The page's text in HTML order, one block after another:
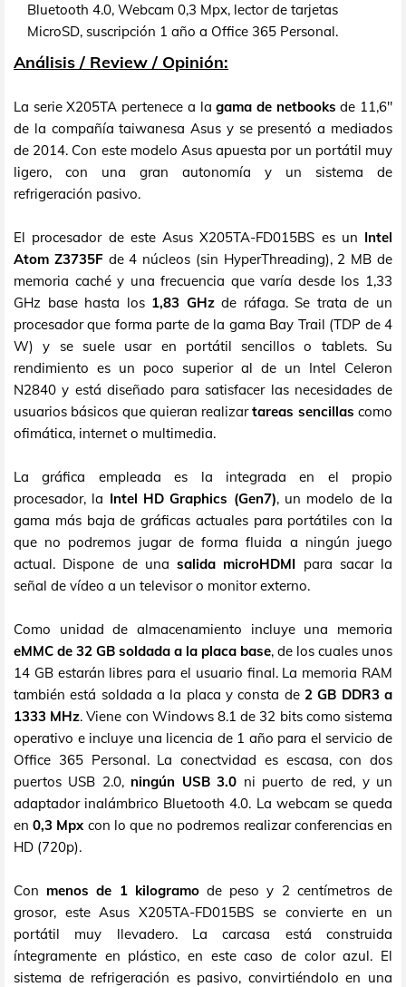
Bluetooth 4.0, Webcam 0,3 Mpx, lector de tarjetas
MicroSD, suscripción 1 año a Office 365 Personal.
Análisis / Review / Opinión:
La serie X205TA pertenece a lagama de netbooks de 11,6"
de la compañía taiwanesa Asus y se presentó a mediados
de 2014. Con este modelo Asus apuesta por un portátil muy
ligero, con una gran autonomía y un sistema de
refrigeración pasivo.
El procesador de este Asus X205TA-FD015BS es un Intel
Atom Z3735Fde 4 núcleos (sin HyperThreading), 2 MB de
memoria caché y una frecuencia que varía desde los 1,33
GHz base hasta los 1,83 GHzde ráfaga. Se trata de un
procesador que forma parte de la gama Bay Trail (TDP de 4
W) y se suele usar en portátil sencillos o tablets. Su
rendimiento es un poco superior al de un Intel Celeron
N2840 y está diseñado para satisfacer las necesidades de
usuarios básicos que quieran realizartareas sencillas como
ofimática, internet o multimedia.
La gráfica empleada es la integrada en el propio
procesador, la Intel HD Graphics (Gen7), un modelo de la
gama más baja de gráficas actuales para portátiles con la
que no podremos jugar de forma fluida a ningún juego
actual. Dispone de una salida microHDMI para sacar la
señal de vídeo a un televisor o monitor externo.
Como unidad de almacenamiento incluye una memoria
eMMC de 32 GB soldada a la placa base, de los cuales unos
14 GB estarán libres para el usuario final. La memoria RAM
también está soldada a la placa y consta de 2 GB DDR3 a
1333 MHz. Viene con Windows 8.1 de 32 bits como sistema
operativo e incluye una licencia de 1 año para el servicio de
Office 365 Personal. La conectvidad es escasa, con dos
puertos USB 2.0, ningún USB 3.0 ni puerto de red, y un
adaptador inalámbrico Bluetooth 4.0. La webcam se queda
en0,3 Mpx con lo que no podremos realizar conferencias en
HD (720p).
Con menos de 1 kilogramode peso y 2 centímetros de
grosor, este Asus X205TA-FD015BS se convierte en un
portátil muy llevadero. La carcasa está construida
íntegramente en plástico, en este caso de color azul. El
sistema de refrigeración es pasivo, convirtiéndolo en una